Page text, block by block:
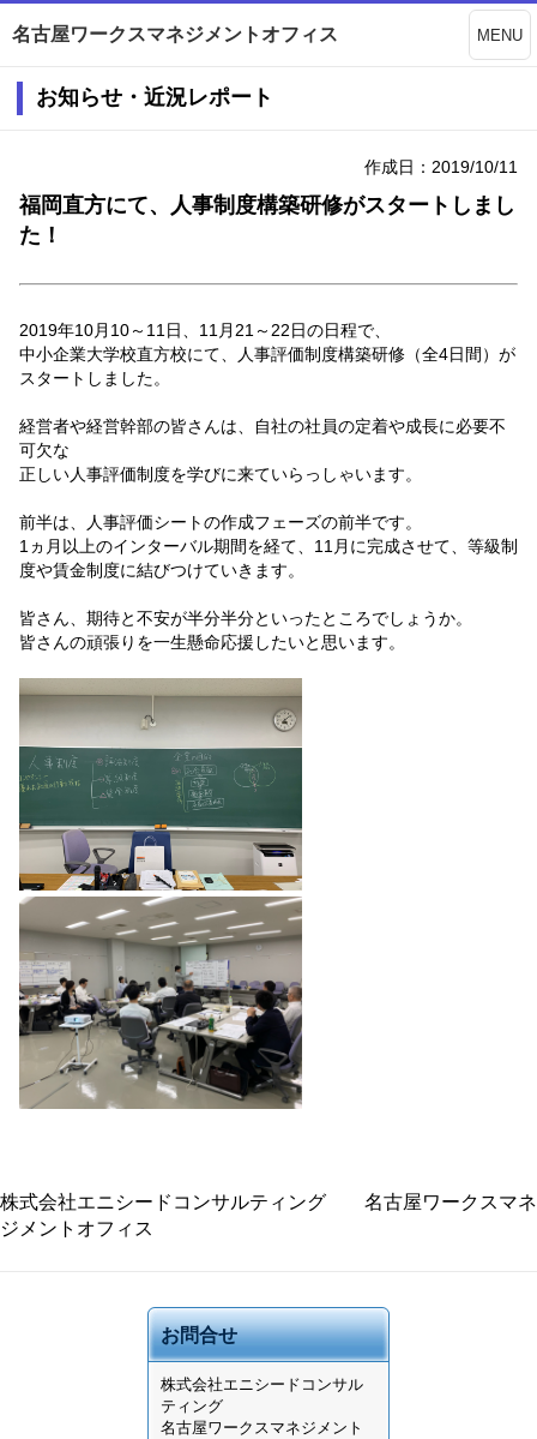
名古屋ワークスマネジメントオフィス MENU
お知らせ・近況レポート
作成日：2019/10/11
福岡直方にて、人事制度構築研修がスタートしまし
た！
2019年10月10～11日、11月21～22日の日程で、
中小企業大学校直方校にて、人事評価制度構築研修（全4日間）が
スタートしました。
経営者や経営幹部の皆さんは、自社の社員の定着や成長に必要不
可欠な
正しい人事評価制度を学びに来ていらっしゃいます。
前半は、人事評価シートの作成フェーズの前半です。
1ヵ月以上のインターバル期間を経て、11月に完成させて、等級制
度や賃金制度に結びつけていきます。
皆さん、期待と不安が半分半分といったところでしょうか。
皆さんの頑張りを一生懸命応援したいと思います。
株式会社エニシードコンサルティング 名古屋ワークスマネ
ジメントオフィス
お問合せ
株式会社エニシードコンサル
ティング
名古屋ワークスマネジメント